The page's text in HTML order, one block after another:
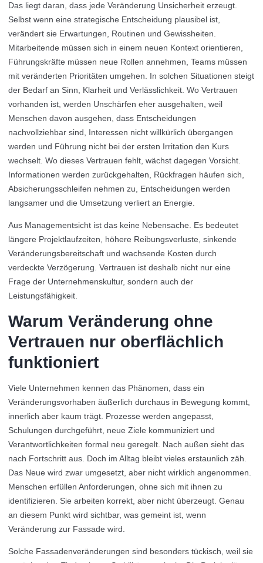
Das liegt daran, dass jede Veränderung Unsicherheit erzeugt.
Selbst wenn eine strategische Entscheidung plausibel ist,
verändert sie Erwartungen, Routinen und Gewissheiten.
Mitarbeitende müssen sich in einem neuen Kontext orientieren,
Führungskräfte müssen neue Rollen annehmen, Teams müssen
mit veränderten Prioritäten umgehen. In solchen Situationen steigt
der Bedarf an Sinn, Klarheit und Verlässlichkeit. Wo Vertrauen
vorhanden ist, werden Unschärfen eher ausgehalten, weil
Menschen davon ausgehen, dass Entscheidungen
nachvollziehbar sind, Interessen nicht willkürlich übergangen
werden und Führung nicht bei der ersten Irritation den Kurs
wechselt. Wo dieses Vertrauen fehlt, wächst dagegen Vorsicht.
Informationen werden zurückgehalten, Rückfragen häufen sich,
Absicherungsschleifen nehmen zu, Entscheidungen werden
langsamer und die Umsetzung verliert an Energie.
Aus Managementsicht ist das keine Nebensache. Es bedeutet
längere Projektlaufzeiten, höhere Reibungsverluste, sinkende
Veränderungsbereitschaft und wachsende Kosten durch
verdeckte Verzögerung. Vertrauen ist deshalb nicht nur eine
Frage der Unternehmenskultur, sondern auch der
Leistungsfähigkeit.
Warum Veränderung ohne
Vertrauen nur oberflächlich
funktioniert
Viele Unternehmen kennen das Phänomen, dass ein
Veränderungsvorhaben äußerlich durchaus in Bewegung kommt,
innerlich aber kaum trägt. Prozesse werden angepasst,
Schulungen durchgeführt, neue Ziele kommuniziert und
Verantwortlichkeiten formal neu geregelt. Nach außen sieht das
nach Fortschritt aus. Doch im Alltag bleibt vieles erstaunlich zäh.
Das Neue wird zwar umgesetzt, aber nicht wirklich angenommen.
Menschen erfüllen Anforderungen, ohne sich mit ihnen zu
identifizieren. Sie arbeiten korrekt, aber nicht überzeugt. Genau
an diesem Punkt wird sichtbar, was gemeint ist, wenn
Veränderung zur Fassade wird.
Solche Fassadenveränderungen sind besonders tückisch, weil sie